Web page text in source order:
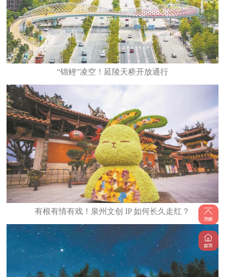
“锦鲤”凌空！延陵天桥开放通行
有根有情有戏！泉州文创 IP 如何长久走红？